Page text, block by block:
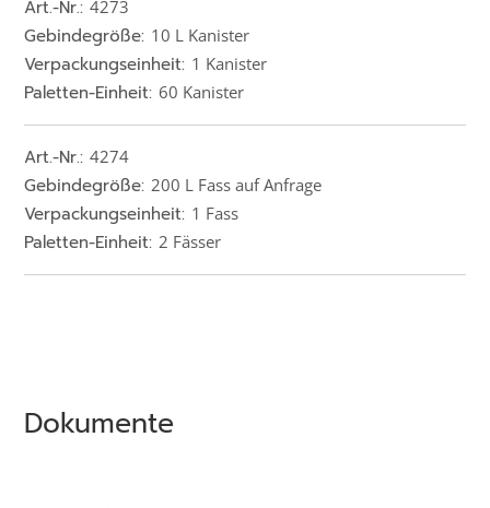
Art.-Nr.:4273
Gebindegröße: 10 L Kanister
Verpackungseinheit: 1 Kanister
Paletten-Einheit:60 Kanister
Art.-Nr.:4274
Gebindegröße:200 L Fass auf Anfrage
Verpackungseinheit: 1 Fass
Paletten-Einheit:2 Fässer
Dokumente